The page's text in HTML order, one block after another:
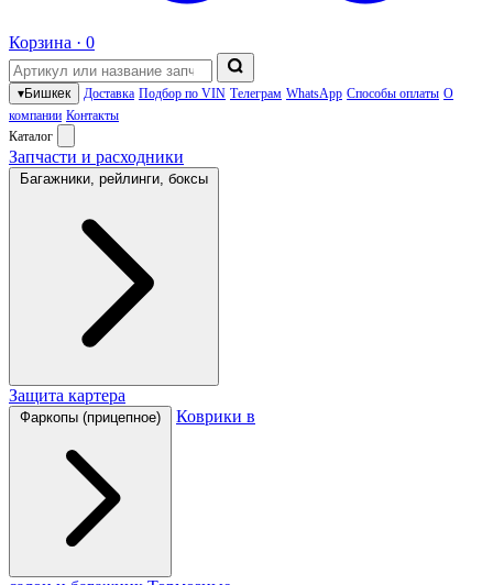
Корзина · 0
▾Бишкек Доставка Подбор по VIN Телеграм WhatsApp Способы оплаты О
компании Контакты
Каталог
Запчасти и расходники
Багажники, рейлинги, боксы
Защита картера
Фаркопы (прицепное) Коврики в